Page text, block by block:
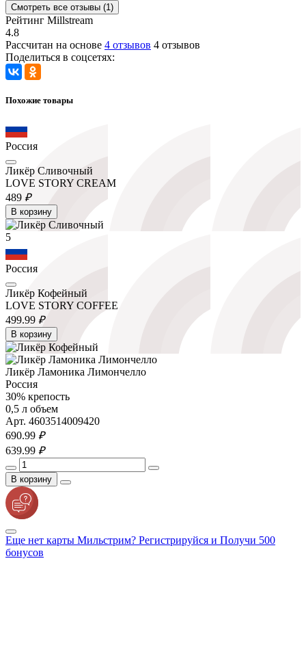
Смотреть все отзывы (1)
Рейтинг Millstream
4.8
Рассчитан на основе 4 отзывов 4 отзывов
Поделиться в соцсетях:
Похожие товары
Россия
Ликёр Сливочный
LOVE STORY CREAM
489 ₽
В корзину
5
Россия
Ликёр Кофейный
LOVE STORY COFFEE
499.99 ₽
В корзину
Ликёр Ламоника Лимончелло
Россия
30% крепость
0,5 л объем
Арт. 4603514009420
690.99 ₽
639.99 ₽
В корзину
Еще нет карты Мильстрим? Регистрируйся и Получи 500
бонусов